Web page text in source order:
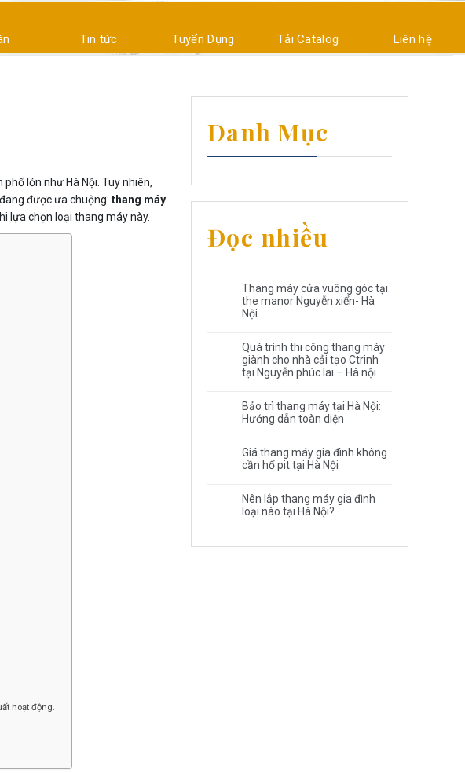
Tin tức Tuyển Dụng Tải Catalog Liên hệ
lớn như Hà Nội. Tuy nhiên,
được ưa chuộng: thang máy
lựa chọn loại thang máy này.
hoạt động.
Danh Mục
Đọc nhiều
Thang máy cửa vuông góc tại
the manor Nguyễn xiển- Hà
Nội
Quá trình thi công thang máy
giành cho nhà cải tạo Ctrinh
tại Nguyễn phúc lai – Hà nội
Bảo trì thang máy tại Hà Nội:
Hướng dẫn toàn diện
Giá thang máy gia đình không
cần hố pit tại Hà Nội
Nên lắp thang máy gia đình
loại nào tại Hà Nội?